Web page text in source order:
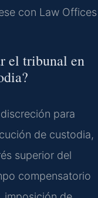
con Law Offices
el tribunal en
para
de custodia,
superior del
compensatorio